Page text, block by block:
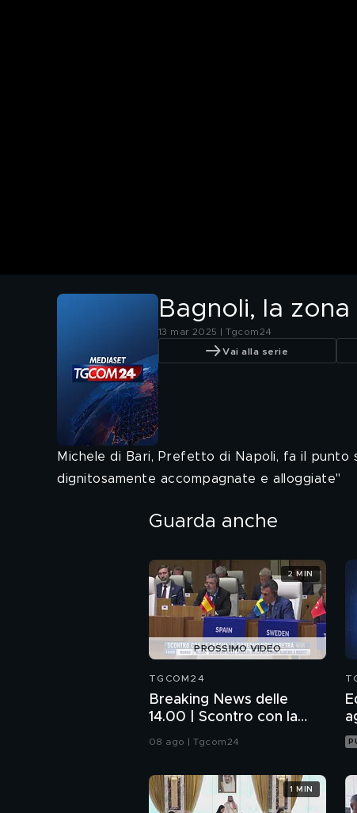
Bagnoli, la
13 mar 2025 | Tgcom24
Vai alla serie
Michele di Bari, Prefetto di Napoli, fa il punto
dignitosamente accompagnate e alloggiate"
Guarda anche
PROSSIMO VIDEO
TGCOM24
Breaking News delle
14.00 | Scontro con la
Spagna, il governo non
08 ago | Tgcom24
2 MIN
1 MIN